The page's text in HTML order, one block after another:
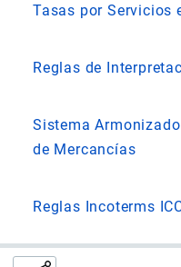
Tasas por Servicios
Reglas de
Sistema
de Mercancías
Reglas Incoterms